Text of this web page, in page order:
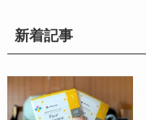
新着記事